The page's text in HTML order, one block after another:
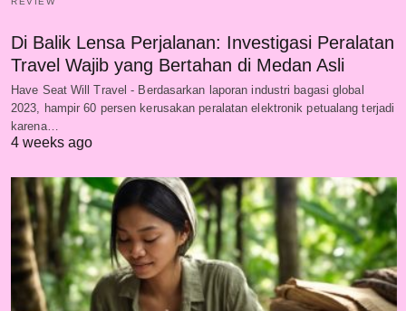
Di Balik Lensa Perjalanan: Investigasi Peralatan
Travel Wajib yang Bertahan di Medan Asli
Have Seat Will Travel - Berdasarkan laporan industri bagasi global
2023, hampir 60 persen kerusakan peralatan elektronik petualang terjadi
karena…
4 weeks ago